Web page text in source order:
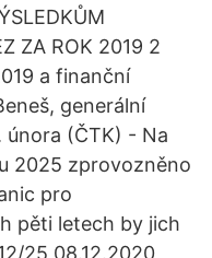
ZA ROK 2019 2
a finanční
generální
(ČTK) - Na
2025 zprovozněno
pro
pěti letech by jich
25 08.12.2020